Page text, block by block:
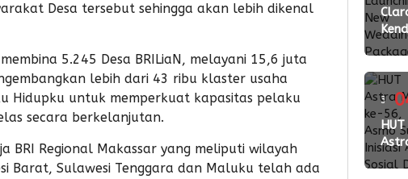
Desa tersebut sehingga akan lebih dikenal
5.245 Desa BRILiaN, melayani 15,6 juta
lebih dari 43 ribu klaster usaha
Hidupku untuk memperkuat kapasitas pelaku
secara berkelanjutan.
BRI Regional Makassar yang meliputi wilayah
Barat, Sulawesi Tenggara dan Maluku telah ada
lalu
2026,
3
lalu
HUT